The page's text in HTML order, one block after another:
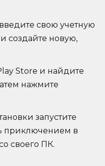
свою учетную
создайте новую,
Store и найдите
нажмите
запустите
приключением в
своего ПК.